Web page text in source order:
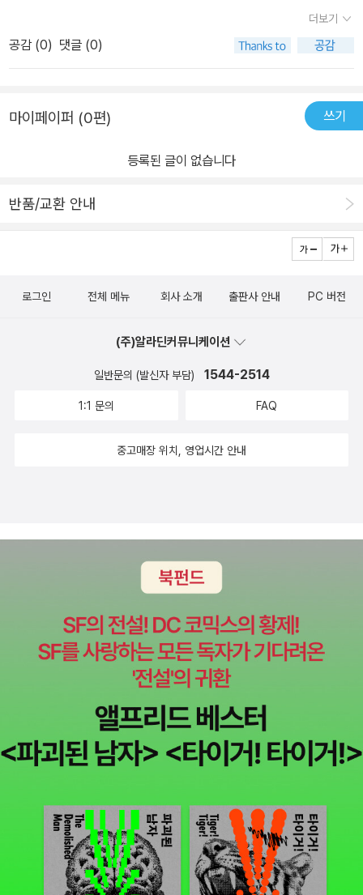
하고 숨어있는 보물을 찾는 재미가 쏠쏠하다.어떻게 이런 책을 만들
었을까? 기발하고 재미있다.​ 마지막에 힘센차사우루스들은 눈부신
금빛 잠수함사우루스를 구해주는 모습도 보인다.와우! 모두가 힘을
알 수 있다는 사실에 이 그림책을 적극 추천하고 싶다.​ 그리고 잠수함
두모두 획득하게 된다.마지막 뒷면 페이지에 그림책 속에 숨어있는
는지 하나하나 찾아보는 재미가 있다.이 그림책은 아이가 좋아할 뿐
흥미를 느끼고 접할 수 있는 책이다.글을 읽는 아이는 스스로 읽으며
때문에 재미가 있다.그림만 보아도 즐거운 책이다.
더보기
공감 (0) 댓글 (0)
마이페이퍼 (0편) 쓰기
등록된 글이 없습니다
반품/교환 안내
로그인 전체 메뉴 회사 소개 출판사 안내 PC 버전
(주)알라딘커뮤니케이션
일반문의 (발신자 부담) 1544-2514
1:1 문의 FAQ
중고매장 위치, 영업시간 안내